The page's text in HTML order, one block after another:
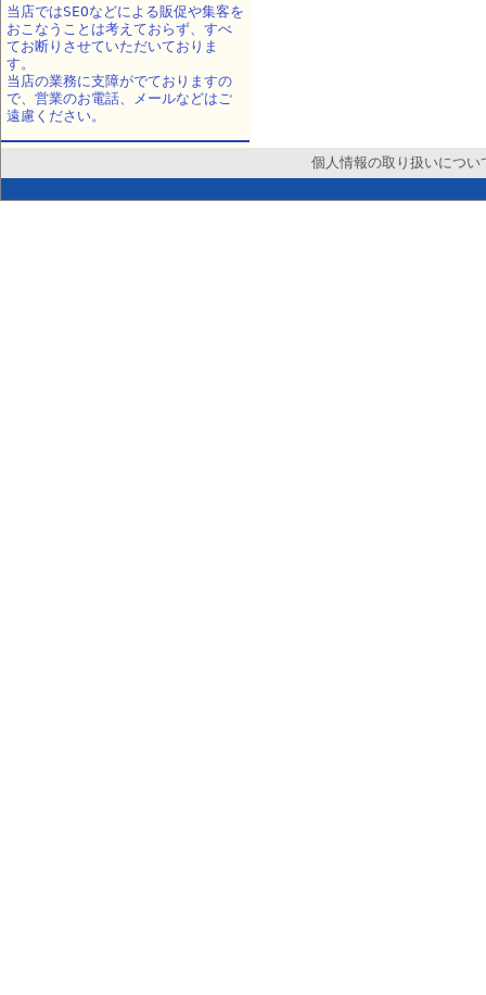
当店ではSEOなどによる販促や集客を
おこなうことは考えておらず、すべ
てお断りさせていただいておりま
す。
当店の業務に支障がでておりますの
で、営業のお電話、メールなどはご
遠慮ください。
個人情報の取り扱いについ